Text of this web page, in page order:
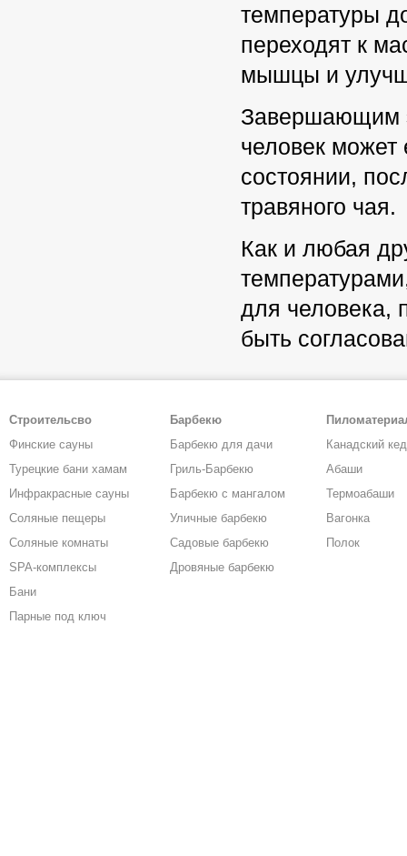
температуры
переходят к
мышцы и
Завершающим
человек
состоянии,
травяного чая.
Как и любая
для человека,
быть
Строительсво
Финские сауны
Турецкие бани хамам
Инфракрасные сауны
Соляные пещеры
Соляные комнаты
SPA-комплексы
Бани
Парные под ключ
Барбекю
Барбекю для дачи
Гриль-Барбекю
Барбекю с мангалом
Уличные барбекю
Садовые барбекю
Дровяные барбекю
Канадский
Абаши
Термоабаши
Вагонка
Полок